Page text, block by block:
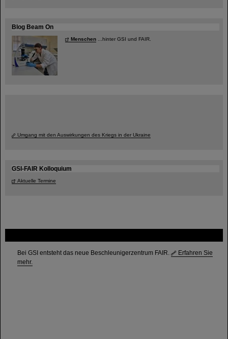
Bei GSI entsteht das neue Beschleunigerzentrum FAIR.
Erfahren Sie
mehr.
Blog Beam On
Menschen ...hinter GSI und FAIR.
Umgang mit den Auswirkungen des Kriegs in der Ukraine
GSI-FAIR Kolloquium
Aktuelle Termine